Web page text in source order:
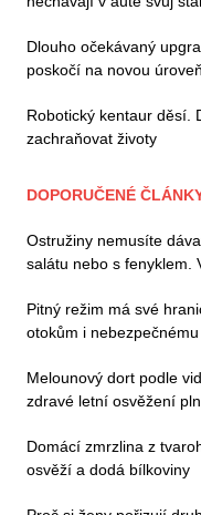
Dlouho očekávaný
poskočí na novou úroveň
Robotický kentaur děsí.
zachraňovat životy
DOPORUČENÉ
Ostružiny nemusíte
salátu nebo s fenyklem.
Pitný režim má své
otokům i
Melounový dort podle
zdravé letní osvěžení
Domácí zmrzlina z
osvěží a dodá bílkoviny